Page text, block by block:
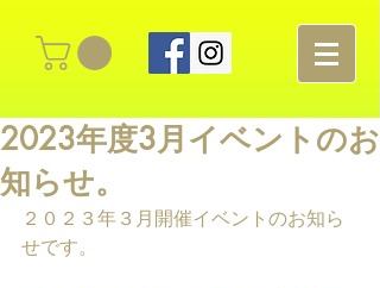
2023年度3月イベントのお
知らせ。
２０２３年３月開催イベントのお知ら
せです。